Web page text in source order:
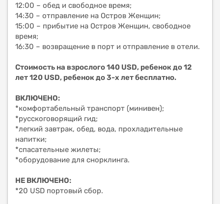
12:00 – обед и свободное время;
14:30 – отправление на Остров Женщин;
15:00 – прибытие на Остров Женщин, свободное
время;
16:30 – возвращение в порт и отправление в отели.
Стоимость на взрослого 140 USD, ребенок до 12
лет 120 USD, ребенок до 3-х лет бесплатно.
ВКЛЮЧЕНО:
*комфортабельный транспорт (минивен);
*русскоговорящий гид;
*легкий завтрак, обед, вода, прохладительные
напитки;
*спасательные жилеты;
*оборудование для снорклинга.
НЕ ВКЛЮЧЕНО:
*20 USD портовый сбор.